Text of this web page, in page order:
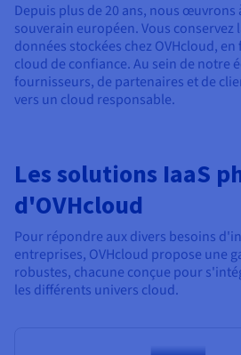
Depuis plus de 20 ans, nous œuvrons
souverain européen. Vous conservez
données stockées chez OVHcloud, en
cloud de confiance. Au sein de notre
fournisseurs, de partenaires et de
vers un cloud responsable.
Les solutions IaaS
d'OVHcloud
Pour répondre aux divers besoins
entreprises, OVHcloud propose une
robustes, chacune conçue pour
les différents univers cloud.